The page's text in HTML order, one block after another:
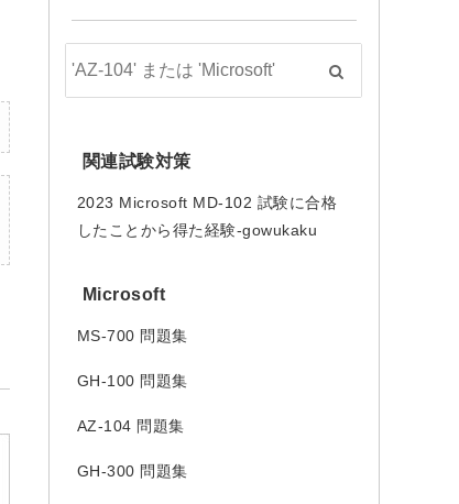
関連試験対策
2023 Microsoft MD-102 試験に合格
したことから得た経験-gowukaku
Microsoft
MS-700 問題集
GH-100 問題集
AZ-104 問題集
GH-300 問題集